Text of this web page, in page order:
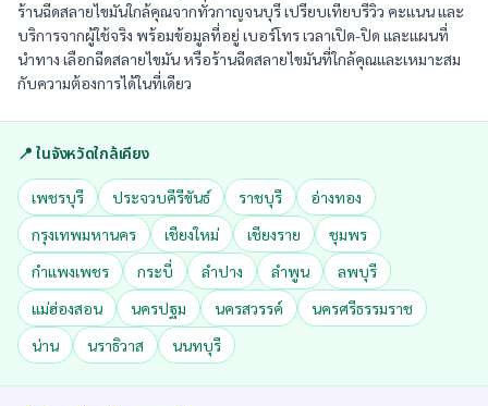
ร้านฉีดสลายไขมันใกล้คุณจากทั่วกาญจนบุรี เปรียบเทียบรีวิว คะแนน และ
บริการจากผู้ใช้จริง พร้อมข้อมูลที่อยู่ เบอร์โทร เวลาเปิด-ปิด และแผนที่
นำทาง เลือกฉีดสลายไขมัน หรือร้านฉีดสลายไขมันที่ใกล้คุณและเหมาะสม
กับความต้องการได้ในที่เดียว
📍 ในจังหวัดใกล้เคียง
เพชรบุรี ประจวบคีรีขันธ์ ราชบุรี
อ่างทอง
กรุงเทพมหานคร
เชียงใหม่ เชียงราย
ชุมพร
กำแพงเพชร
กระบี่ ลำปาง ลำพูน
ลพบุรี
แม่ฮ่องสอน
นครปฐม นครสวรรค์
นครศรีธรรมราช
น่าน
นราธิวาส นนทบุรี